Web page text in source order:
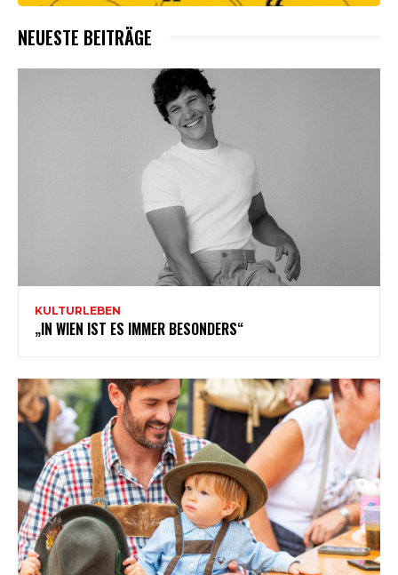
NEUESTE BEITRÄGE
KULTURLEBEN
„IN WIEN IST ES IMMER BESONDERS“